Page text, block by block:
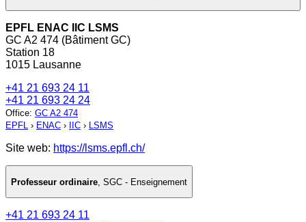
EPFL ENAC IIC LSMS
GC A2 474 (Bâtiment GC)
Station 18
1015 Lausanne
+41 21 693 24 11
+41 21 693 24 24
Office: GC A2 474
EPFL › ENAC › IIC › LSMS
Site web: https://lsms.epfl.ch/
Professeur ordinaire SGC - Enseignement
+41 21 693 24 11